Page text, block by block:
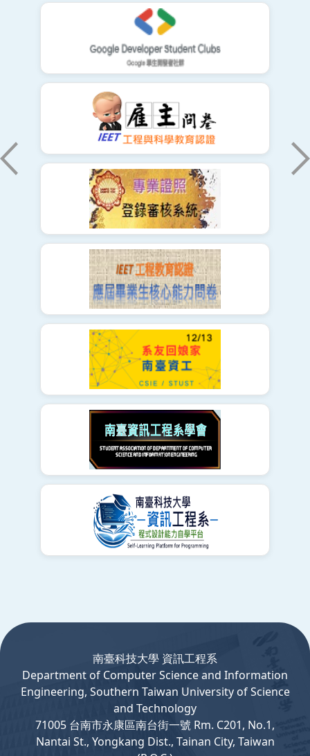
南臺科技大學 資訊工程系
Departmentof ComputerScience and Information
Engineering, Southern Taiwan University of Science
and Technology
71005 台南市永康區南台街一號 Rm. C201, No.1,
Nantai St., Yongkang Dist., Tainan City, Taiwan